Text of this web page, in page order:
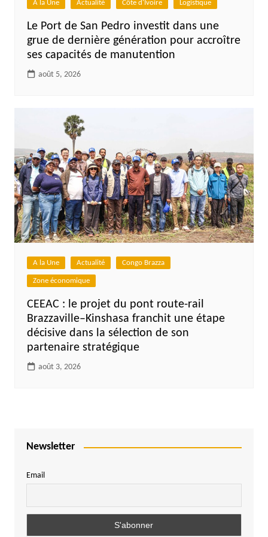
A la Une Actualité Côte d'Ivoire Logistique
Le Port de San Pedro investit dans une
grue de dernière génération pour accroître
ses capacités de manutention
août 5, 2026
A la Une Actualité Congo Brazza
Zone économique
CEEAC : le projet du pont route-rail
Brazzaville–Kinshasa franchit une étape
décisive dans la sélection de son
partenaire stratégique
août 3, 2026
Newsletter
Email